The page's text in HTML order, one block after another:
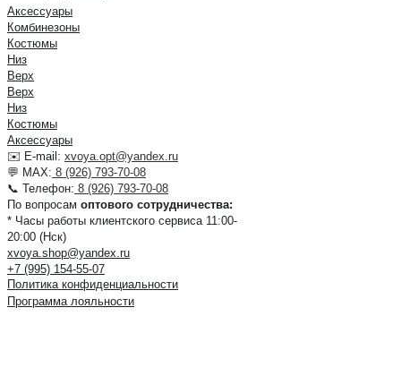
Аксессуары
Комбинезоны
Костюмы
Низ
Верх
Верх
Низ
Костюмы
Аксессуары
✉️ E-mail: xvoya.opt@yandex.ru
💬 MAX: 8 (926) 793-70-08
📞 Телефон: 8 (926) 793-70-08
По вопросам оптового сотрудничества:
* Часы работы клиентского сервиса 11:00-
20:00 (Нск)
xvoya.shop@yandex.ru
+7 (995) 154-55-07
Политика конфиденциальности
Программа лояльности